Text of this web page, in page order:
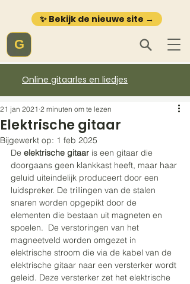
✨ Bekijk de nieuwe site →
G
Online gitaarles en liedjes
Elektrische gitaar
21 jan 2021 2 minuten om te lezen
Bijgewerkt op: 1 feb 2025
De elektrische gitaar is een gitaar die
doorgaans geen klankkast heeft, maar haar
geluid uiteindelijk produceert door een
luidspreker. De trillingen van de stalen
snaren worden opgepikt door de
elementen die bestaan uit magneten en
spoelen.  De verstoringen van het
magneetveld worden omgezet in
elektrische stroom die via de kabel van de
elektrische gitaar naar een versterker wordt
geleid. Deze versterker zet het elektrische